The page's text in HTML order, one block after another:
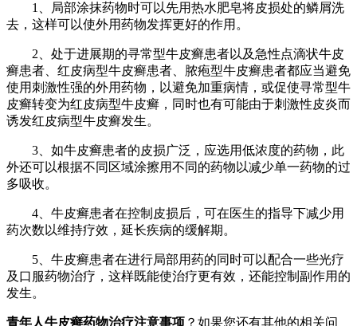
1、局部涂抹药物时可以先用热水肥皂将皮损处的鳞屑洗
去，这样可以使外用药物发挥更好的作用。
2、处于进展期的寻常型牛皮癣患者以及急性点滴状牛皮
癣患者、红皮病型牛皮癣患者、脓疱型牛皮癣患者都应当避免
使用刺激性强的外用药物，以避免加重病情，或促使寻常型牛
皮癣转变为红皮病型牛皮癣，同时也有可能由于刺激性皮炎而
诱发红皮病型牛皮癣发生。
3、如牛皮癣患者的皮损广泛，应选用低浓度的药物，此
外还可以根据不同区域涂擦用不同的药物以减少单一药物的过
多吸收。
4、牛皮癣患者在控制皮损后，可在医生的指导下减少用
药次数以维持疗效，延长疾病的缓解期。
5、牛皮癣患者在进行局部用药的同时可以配合一些光疗
及口服药物治疗，这样既能使治疗更有效，还能控制副作用的
发生。
青年人牛皮癣药物治疗注意事项 ？如果您还有其他的相关问